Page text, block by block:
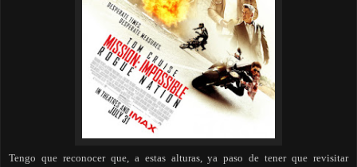
Tengo que reconocer que, a estas alturas, ya paso de tener que revisitar